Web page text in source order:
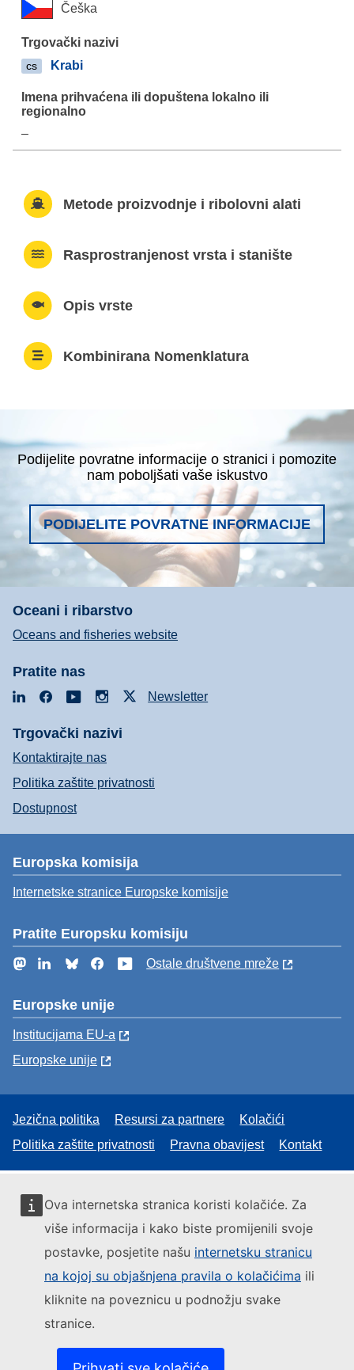
Ova internetska stranica koristi kolačiće. Za
više informacija i kako biste promijenili svoje
postavke, posjetite našu internetsku stranicu
na kojoj su objašnjena pravila o kolačićima ili
kliknite na poveznicu u podnožju svake
stranice.
Češka
cs Krabi
–
Metode proizvodnje i ribolovni alati
Rasprostranjenost vrsta i stanište
Opis vrste
Kombinirana Nomenklatura
Podijelite povratne informacije o stranici i pomozite
nam poboljšati vaše iskustvo
PODIJELITE POVRATNE INFORMACIJE
Oceani i ribarstvo
Oceans and fisheries website
Pratite nas
LinkedInFacebookYouTubeInstagramNewsletter
Trgovački nazivi
Kontaktirajte nas
Politika zaštite privatnosti
Dostupnost
Europska komisija
Internetske stranice Europske komisije
Pratite Europsku komisiju
MastodonLinkedInBlueskyFacebookYouTube
Ostale društvene mreže
Europske unije
Institucijama EU-a
Europske unije
Jezična politika Resursi za partnere
Kolačići
Politika zaštite privatnosti
Pravna obavijest Kontakt